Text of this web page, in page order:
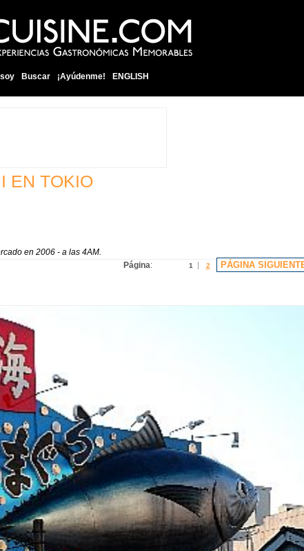
Buscar ¡Ayúdenme! ENGLISH
EN TOKIO
en 2006 - a las 4AM.
Página: 1 2 PÁGINA